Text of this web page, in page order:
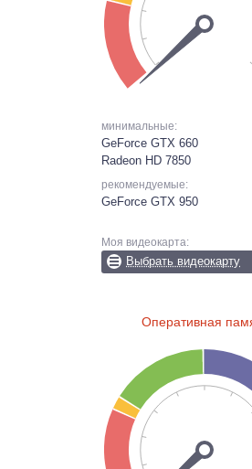
минимальные:
GeForce GTX 660
Radeon HD 7850
рекомендуемые:
GeForce GTX 950
Моя видеокарта:
Выбрать видеокарту
Оперативная